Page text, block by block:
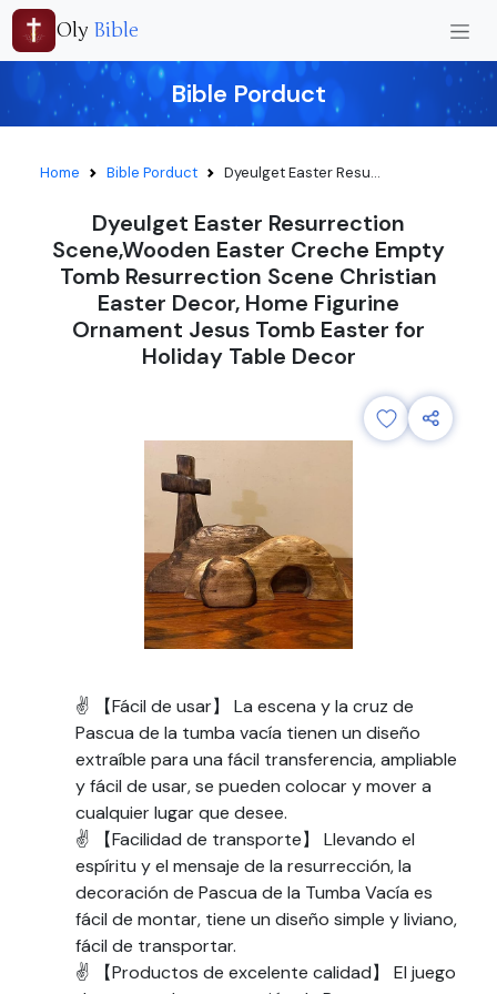
Oly Bible
Bible Porduct
Home Bible Porduct Dyeulget Easter Resu...
Dyeulget Easter Resurrection
Scene,Wooden Easter Creche Empty
Tomb Resurrection Scene Christian
Easter Decor, Home Figurine
Ornament Jesus Tomb Easter for
Holiday Table Decor
✌ 【Fácil de usar】 La escena y la cruz de
Pascua de la tumba vacía tienen un diseño
extraíble para una fácil transferencia, ampliable
y fácil de usar, se pueden colocar y mover a
cualquier lugar que desee.
✌ 【Facilidad de transporte】 Llevando el
espíritu y el mensaje de la resurrección, la
decoración de Pascua de la Tumba Vacía es
fácil de montar, tiene un diseño simple y liviano,
fácil de transportar.
✌ 【Productos de excelente calidad】 El juego